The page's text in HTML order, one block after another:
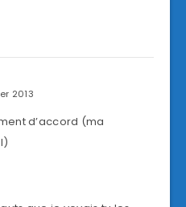
2013
d’accord (ma